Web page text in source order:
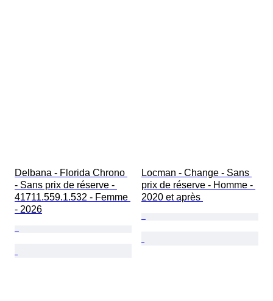
Delbana - Florida Chrono
- Sans prix de réserve -
41711.559.1.532 - Femme
- 2026
Locman - Change - Sans
prix de réserve - Homme -
2020 et après